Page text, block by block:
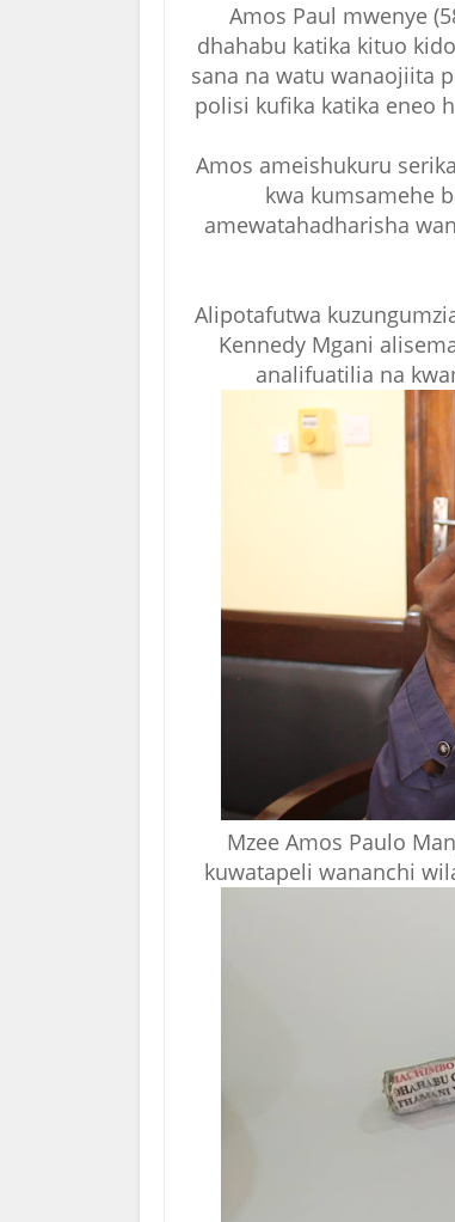
Amos Paul mwenye
dhahabu katika kituo
sana na watu wanaojiita
polisi kufika katika eneo
Amos ameishukuru
kwa kumsamehe
amewatahadharisha
Alipotafutwa
Kennedy Mgani
analifuatilia na
Mzee Amos Paulo
kuwatapeli wananchi